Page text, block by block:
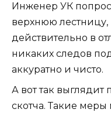
Инженер УК
верхнюю
действительно в
никаких следов
аккуратно и чисто.
А вот так выглядит
скотча. Такие